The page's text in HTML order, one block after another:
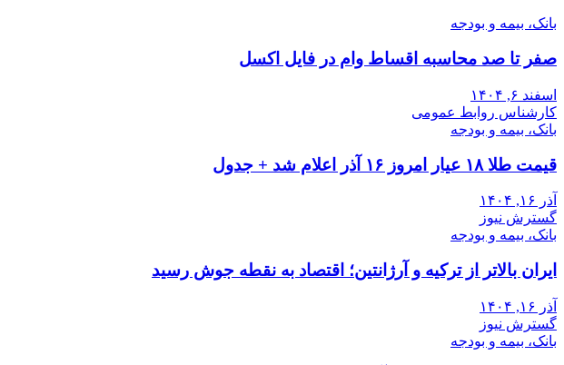
بانک، بیمه و بودجه
صفر تا صد محاسبه اقساط وام در فایل اکسل
اسفند ۶, ۱۴۰۴
کارشناس روابط عمومی
بانک، بیمه و بودجه
قیمت طلا ۱۸ عیار امروز ۱۶ آذر اعلام شد + جدول
آذر ۱۶, ۱۴۰۴
گسترش نیوز
بانک، بیمه و بودجه
ایران بالاتر از ترکیه و آرژانتین؛ اقتصاد به نقطه جوش رسید
آذر ۱۶, ۱۴۰۴
گسترش نیوز
بانک، بیمه و بودجه